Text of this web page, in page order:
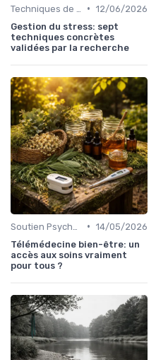
• 12/06/2026
Gestion du stress: sept
techniques concrètes
validées par la recherche
• 14/05/2026
Télémédecine bien-être: un
accès aux soins vraiment
pour tous ?